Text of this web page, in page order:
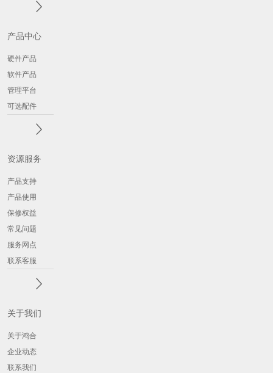
产品中心
硬件产品
软件产品
管理平台
可选配件
资源服务
产品支持
产品使用
保修权益
常见问题
服务网点
联系客服
关于我们
关于鸿合
企业动态
联系我们